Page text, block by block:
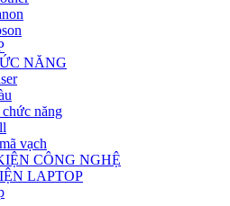
NĂNG
năng
vạch
CÔNG NGHỆ
LAPTOP